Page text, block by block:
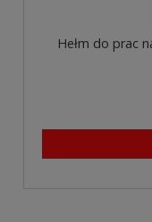
Hełm do prac